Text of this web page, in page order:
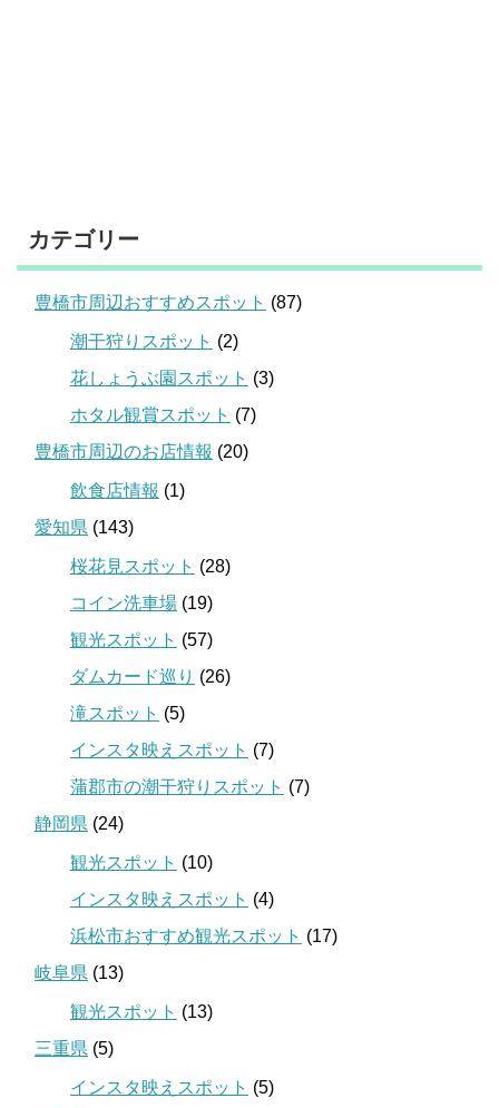
カテゴリー
豊橋市周辺おすすめスポット (87)
潮干狩りスポット (2)
花しょうぶ園スポット (3)
ホタル観賞スポット (7)
豊橋市周辺のお店情報 (20)
飲食店情報 (1)
愛知県 (143)
桜花見スポット (28)
コイン洗車場 (19)
観光スポット (57)
ダムカード巡り (26)
滝スポット (5)
インスタ映えスポット (7)
蒲郡市の潮干狩りスポット (7)
静岡県 (24)
観光スポット (10)
インスタ映えスポット (4)
浜松市おすすめ観光スポット (17)
岐阜県 (13)
観光スポット (13)
三重県 (5)
インスタ映えスポット (5)